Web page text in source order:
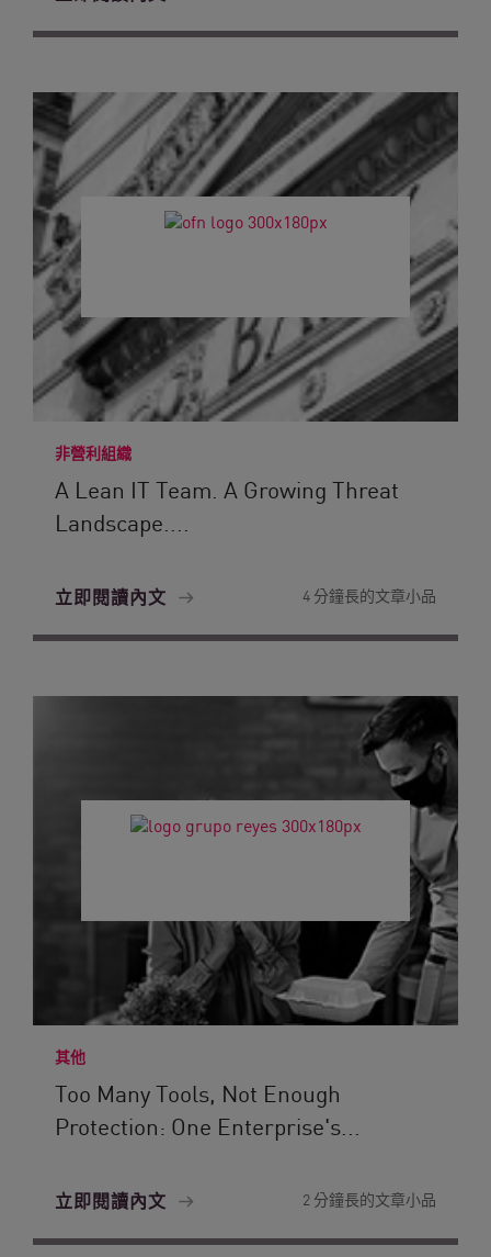
非營利組織
A Lean IT Team. A Growing Threat
Landscape....
立即閱讀內文 4 分鐘長的文章小品
其他
Too Many Tools, Not Enough
Protection: One Enterprise's...
立即閱讀內文 2 分鐘長的文章小品